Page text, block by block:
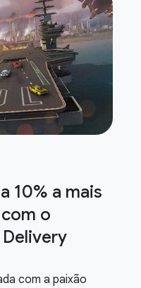
10% a mais
o
com a paixão